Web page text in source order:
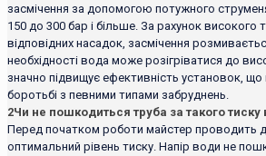
засмічення за допомогою потужного
150 до 300 бар і більше. За рахунок високого
відповідних насадок, засмічення
необхідності вода може розігріватися до
значно підвищує ефективність установок,
боротьбі з певними типами забруднень.
2Чи не пошкодиться труба за такого тиску
Перед початком роботи майстер проводить
оптимальний рівень тиску. Напір води не